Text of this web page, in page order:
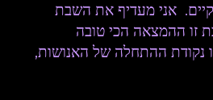
אני מעדיף את השבת
זו ההמצאה הכי טובה
נקודת ההתחלה של האנושות,